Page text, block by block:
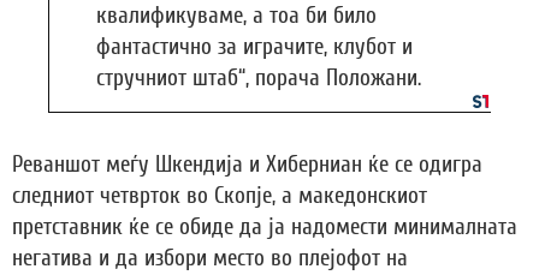
квалификуваме, а тоа би било
фантастично за играчите, клубот и
стручниот штаб“, порача Положани.
Реваншот меѓу Шкендија и Хиберниан ќе се одигра
следниот четврток во Скопје, а македонскиот
претставник ќе се обиде да ја надомести минималната
негатива и да избори место во плејофот на